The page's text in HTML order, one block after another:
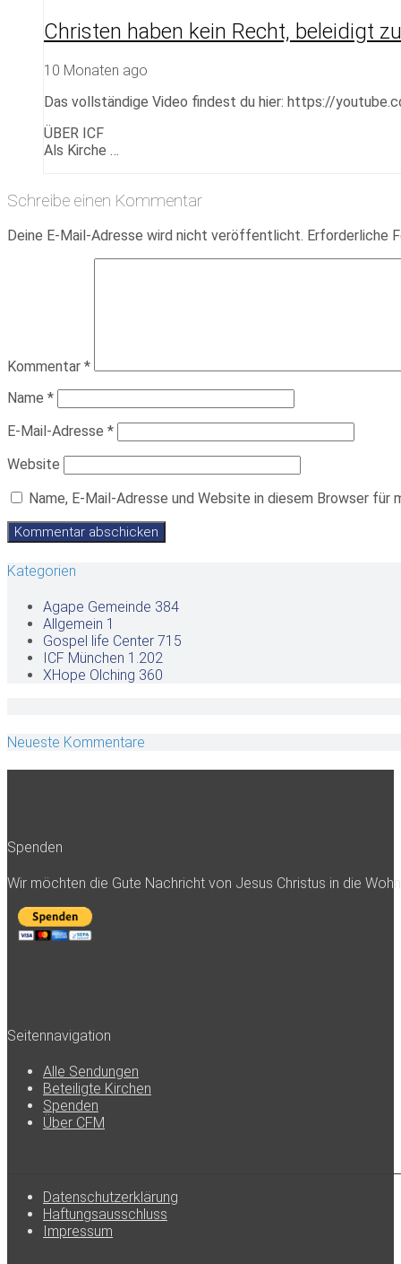
Christen haben kein Recht, beleidigt
10 Monaten ago
Das vollständige Video findest du hier: https://
ÜBER ICF
Als Kirche …
Schreibe einen Kommentar
Deine E-Mail-Adresse wird nicht veröffentlicht. Erforderliche
Kommentar *
Name *
E-Mail-Adresse *
Website
Name, E-Mail-Adresse und Website in diesem Browser für
Kategorien
Agape Gemeinde 384
Allgemein 1
Gospel life Center 715
ICF München 1.202
XHope Olching 360
Neueste Kommentare
Spenden
Wir möchten die Gute Nachricht von Jesus Christus in die
Seitennavigation
Alle Sendungen
Beteiligte Kirchen
Spenden
Über CFM
Datenschutzerklärung
Haftungsausschluss
Impressum